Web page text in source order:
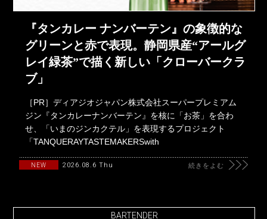
『タンカレー ナンバーテン』の象徴的な
グリーンと赤で表現。静岡県産“アールグ
レイ緑茶”で描く新しい「クローバークラ
ブ」
［PR］ディアジオジャパン株式会社スーパープレミアム
ジン『タンカレーナンバーテン』を核に「お茶」を合わ
せ、「いまのジンカクテル」を表現するプロジェクト
「TANQUERAYTASTEMAKERSwith
NEW 2026.08.6 Thu 続きをよむ
BARTENDER